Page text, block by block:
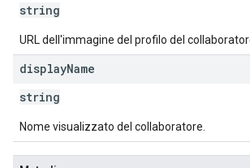
string
URL dell'immagine del profilo del
displayName
string
Nome visualizzato del collaboratore.